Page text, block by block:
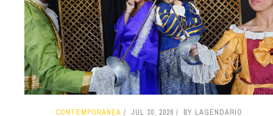
CONTEMPORÁNEA JUL 30, 2026 BY LAGENDARIO